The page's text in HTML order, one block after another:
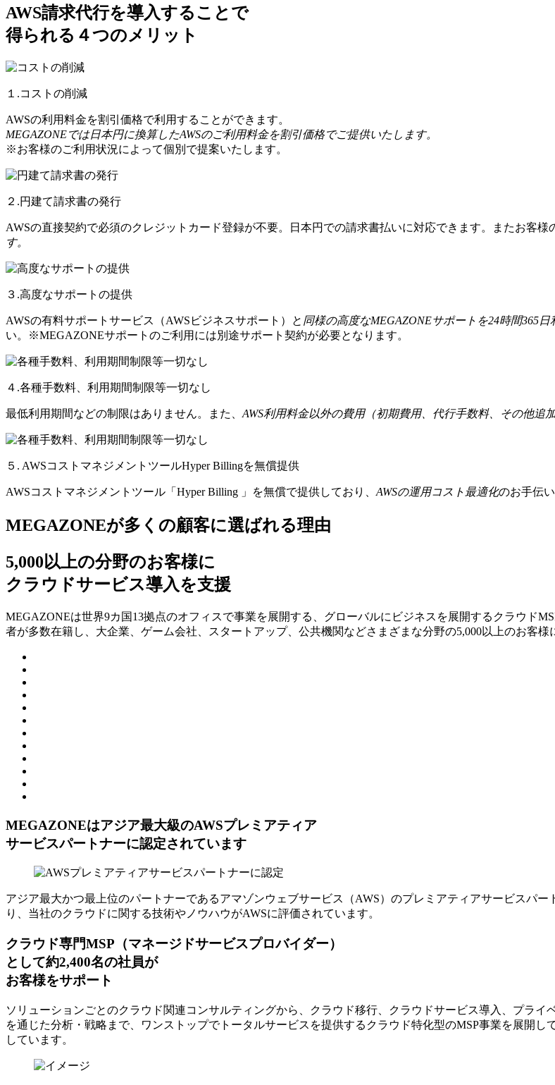
AWS請求代行を導入することで
得られる４つのメリット
１.コストの削減
AWSの利用料金を割引価格で利用することができます。
MEGAZONEでは日本円に換算したAWSのご利用料金を割引価格でご提供いたします。
※お客様のご利用状況によって個別で提案いたします。
２.円建て請求書の発行
AWSの直接契約で必須のクレジットカード登録が不要。日本円での請求書払いに対応できます。またお客様
す。
３.高度なサポートの提供
AWSの有料サポートサービス（AWSビジネスサポート）と 同様の高度なMEGAZONEサポートを24時間365日
い。※MEGAZONEサポートのご利用には別途サポート契約が必要となります。
４.各種手数料、利用期間制限等一切なし
最低利用期間などの制限はありません。また、 AWS利用料金以外の費用（初期費用、代行手数料、その他追
５. AWSコストマネジメントツールHyper Billingを無償提供
AWSコストマネジメントツール「Hyper Billing 」を無償で提供しており、 AWSの運⽤コスト最適化のお⼿伝
MEGAZONEが多くの顧客に選ばれる理由
5,000以上の分野のお客様に
クラウドサービス導入を支援
MEGAZONEは世界9カ国13拠点のオフィスで事業を展開する、グローバルにビジネスを展開するクラウド
者が多数在籍し、⼤企業、ゲーム会社、スタートアップ、公共機関などさまざまな分野の5,000以上のお客様
MEGAZONEはアジア最⼤級のAWSプレミアティア
サービスパートナーに認定されています
アジア最大かつ最上位のパートナーであるアマゾンウェブサービス（AWS）のプレミアティアサービスパ
り、当社のクラウドに関する技術やノウハウがAWSに評価されています。
クラウド専門MSP （マネージドサービスプロバイダー）
として約2,400名の社員が
お客様をサポート
ソリューションごとのクラウド関連コンサルティングから、クラウド移行、クラウドサービス導入、プラ
を通じた分析・戦略まで、ワンストップでトータルサービスを提供するクラウド特化型のMSP事業を展開
しています。